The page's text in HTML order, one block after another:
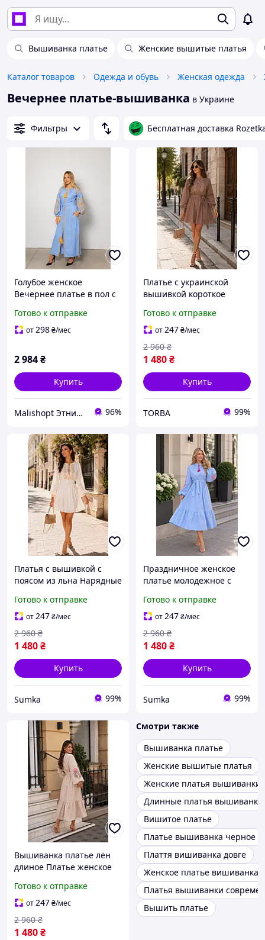
Вышиванка платье Женские вышитые платья
Каталог товаров Одежда и обувь Женская одежда
Вечернее платье-вышиванка в Украине
Фильтры Бесплатная доставка
Голубое женское
Вечернее платье в пол с
Голубое макси платье
вышиванка для женщин
Готово к отправке
от298₴/мес
2 984₴
Купить
Malishopt Этническая одежда и головные уборы, все для крещения 96%
Платье с украинской
вышивкой короткое
современное Вечернее
платье-вышиванка
женское
Готово к отправке
от247₴/мес
1 480₴
2 960 ₴
Купить
TORBA 99%
Платья с вышивкой с
поясом из льна Нарядные
женское платье в этно-
стиле Украинские платья
вышиванки
Готово к отправке
от247₴/мес
1 480₴
2 960 ₴
Купить
Sumka 99%
Праздничное женское
платье молодежное с
Красивое платье длиное
Женские платья
вышиванки
Готово к отправке
от247₴/мес
1 480₴
2 960 ₴
Купить
Sumka 99%
Вышиванка платье лён
длиное Платье женское
миди Нежное женское
платье с длинным
рукавом
Готово к отправке
от247₴/мес
1 480₴
2 960 ₴
Смотри также
Вышиванка платье
Женские вышитые платья
Женские платья вышиванки
Длинные платья вышиванки
Вишитое платье
Платье вышиванка черное
Плаття вишиванка довге
Женское платье вишиванка
Платья вышиванки
Вышить платье